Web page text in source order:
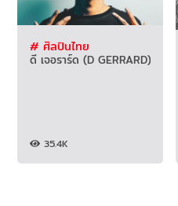
# ศิลปินไทย
ดี เจอราร์ด (D GERRARD)
35.4K